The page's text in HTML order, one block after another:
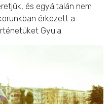
és egyáltalán nem
érkezett a
Gyula.